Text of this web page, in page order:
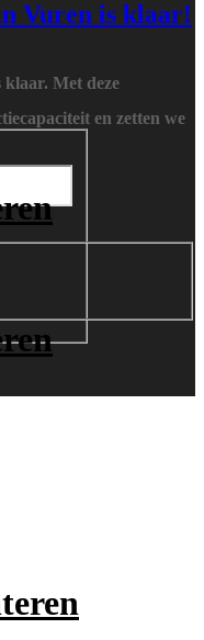
Vuren is klaar!
Met deze
en zetten we